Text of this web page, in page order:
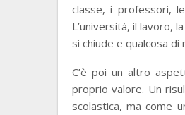
classe, i professori,
L’università, il lavoro,
si chiude e qualcosa
C’è poi un altro
proprio valore. Un
scolastica, ma come